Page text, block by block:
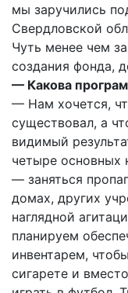
мы заручились
Свердловской
Чуть менее чем
создания фонда,
— Какова
— Нам хочется,
существовал, а
видимый
четыре основных
— заняться
домах, других
наглядной
планируем
инвентарем,
сигарете и